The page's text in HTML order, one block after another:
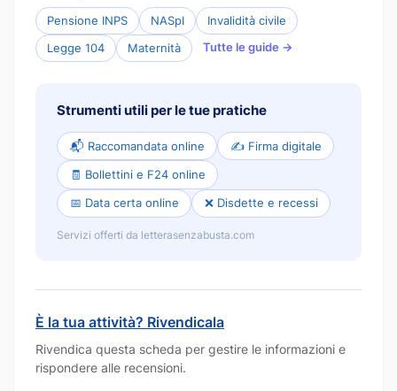
Pensione INPS NASpI
Invalidità civile
Legge 104
Maternità Tutte le guide →
Strumenti utili per le tue pratiche
📬 Raccomandata online ✍️ Firma digitale
🧾 Bollettini e F24 online
📅 Data certa online ❌ Disdette e recessi
Servizi offerti da letterasenzabusta.com
È la tua attività? Rivendicala
Rivendica questa scheda per gestire le informazioni e
rispondere alle recensioni.